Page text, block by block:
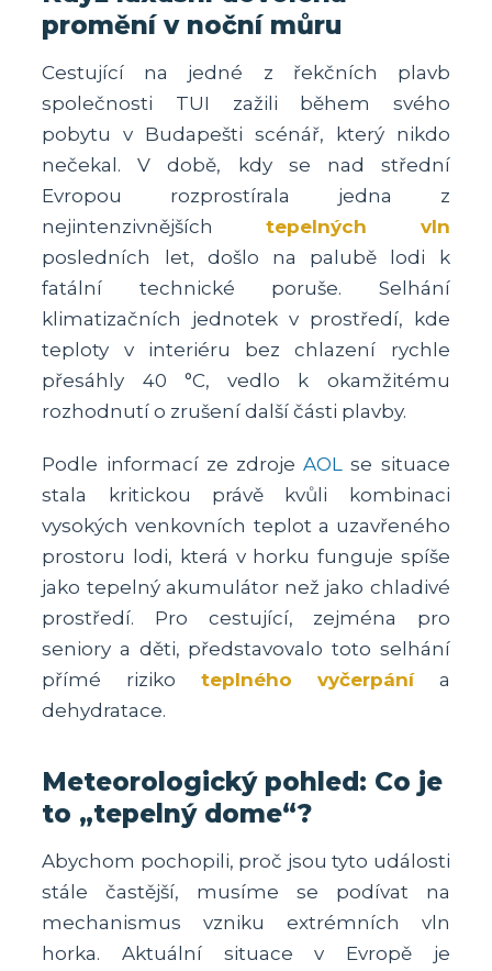
promění v noční můru
Cestující na jedné z řekčních plavb
společnosti TUI zažili během svého
pobytu v Budapešti scénář, který nikdo
nečekal. V době, kdy se nad střední
Evropou rozprostírala jedna z
nejintenzivnějších tepelných vln
posledních let, došlo na palubě lodi k
fatální technické poruše. Selhání
klimatizačních jednotek v prostředí, kde
teploty v interiéru bez chlazení rychle
přesáhly 40 °C, vedlo k okamžitému
rozhodnutí o zrušení další části plavby.
Podle informací ze zdrojeAOL se situace
stala kritickou právě kvůli kombinaci
vysokých venkovních teplot a uzavřeného
prostoru lodi, která v horku funguje spíše
jako tepelný akumulátor než jako chladivé
prostředí. Pro cestující, zejména pro
seniory a děti, představovalo toto selhání
přímé riziko teplného vyčerpánía
dehydratace.
Meteorologický pohled: Co je
to „tepelný dome“?
Abychom pochopili, proč jsou tyto události
stále častější, musíme se podívat na
mechanismus vzniku extrémních vln
horka. Aktuální situace v Evropě je